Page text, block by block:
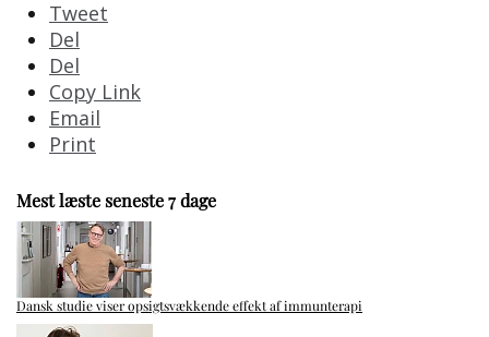
Tweet
Del
Del
Copy Link
Email
Print
Mest læste seneste 7 dage
Dansk studie viser opsigtsvækkende effekt af immunterapi